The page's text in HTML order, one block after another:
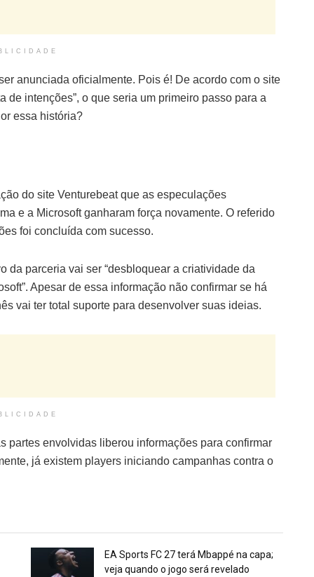
anunciada oficialmente. Pois é! De acordo com o site
de intenções”, o que seria um primeiro passo para a
essa história?
do site Venturebeat que as especulações
e a Microsoft ganharam força novamente. O referido
foi concluída com sucesso.
parceria vai ser “desbloquear a criatividade da
Apesar de essa informação não confirmar se há
vai ter total suporte para desenvolver suas ideias.
partes envolvidas liberou informações para confirmar
já existem players iniciando campanhas contra o
EA Sports FC 27 terá Mbappé na capa;
veja quando o jogo será revelado